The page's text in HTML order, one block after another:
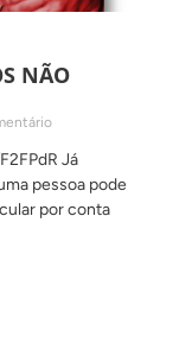
NÃO
Já
pessoa pode
por conta